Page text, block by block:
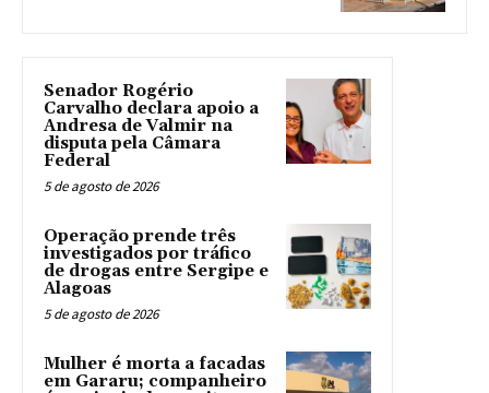
Senador Rogério
Carvalho declara apoio a
Andresa de Valmir na
disputa pela Câmara
Federal
5 de agosto de 2026
Operação prende três
investigados por tráfico
de drogas entre Sergipe e
Alagoas
5 de agosto de 2026
Mulher é morta a facadas
em Gararu; companheiro